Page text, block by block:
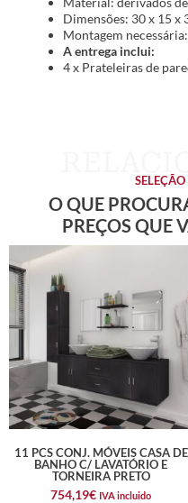
Dimensões: 30 x 15 x
Montagem
A entrega inclui:
4 x Prateleiras de
O QUE
PREÇOS QUE
11 PCS CONJ. MÓVEIS CASA DE
BANHO C/ LAVATÓRIO E
TORNEIRA PRETO
754,19€ IVA incluido